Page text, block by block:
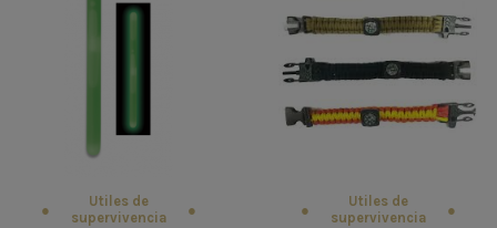
Utiles de
supervivencia
Utiles de
supervivencia